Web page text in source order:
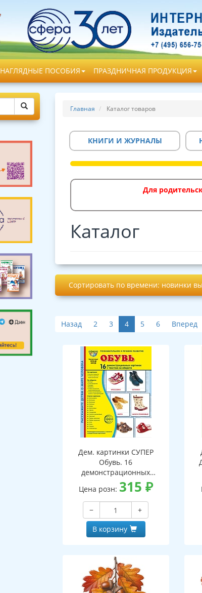
НАГЛЯДНЫЕ ПОСОБИЯ ПРАЗДНИЧНАЯ ПРОДУКЦИЯ
Главная Каталог товаров
КНИГИ И ЖУРНАЛЫ
Для
Каталог
Сортировать по времени: новинки
Назад 2 3 4 5 6 Вперед
Дем. картинки СУПЕР
Обувь. 16
демонстрационных
картинок с текстом В
ПАПКЕ (173х220 мм)
Цена розн: 315 ₽
−
+
В корзину